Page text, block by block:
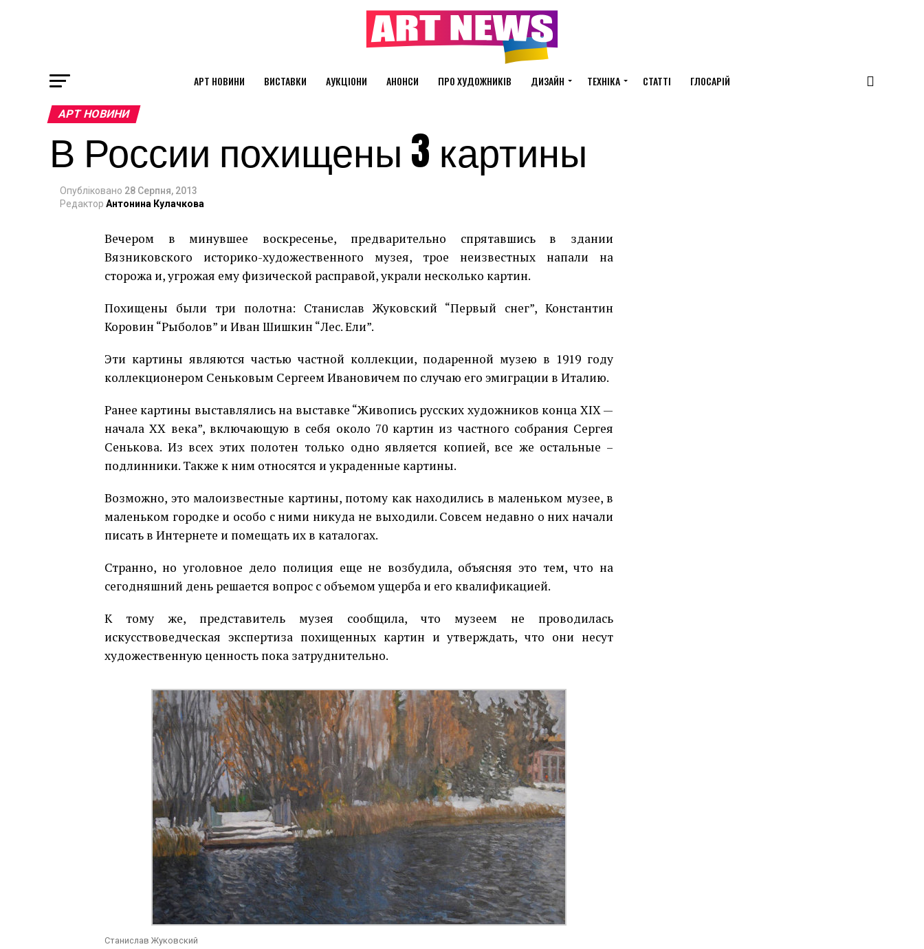
АРТ НОВИНИ ВИСТАВКИ АУКЦІОНИ АНОНСИ ПРО ХУДОЖНИКІВ ДИЗАЙН ТЕХНІКА СТАТТІ ГЛОСАРІЙ
АРТ НОВИНИ
В России похищены 3 картины
Опубліковано 28 Серпня, 2013
Редактор Антонина Кулачкова
Вечером в минувшее воскресенье, предварительно спрятавшись в здании
Вязниковского историко-художественного музея, трое неизвестных напали на
сторожа и, угрожая ему физической расправой, украли несколько картин.
Похищены были три полотна: Станислав Жуковский “Первый снег”, Константин
Коровин “Рыболов” и Иван Шишкин “Лес. Ели”.
Эти картины являются частью частной коллекции, подаренной музею в 1919 году
коллекционером Сеньковым Сергеем Ивановичем по случаю его эмиграции в Италию.
Ранее картины выставлялись на выставке “Живопись русских художников конца XIX —
начала ХХ века”, включающую в себя около 70 картин из частного собрания Сергея
Сенькова. Из всех этих полотен только одно является копией, все же остальные –
подлинники. Также к ним относятся и украденные картины.
Возможно, это малоизвестные картины, потому как находились в маленьком музее, в
маленьком городке и особо с ними никуда не выходили. Совсем недавно о них начали
писать в Интернете и помещать их в каталогах.
Странно, но уголовное дело полиция еще не возбудила, объясняя это тем, что на
сегодняшний день решается вопрос с объемом ущерба и его квалификацией.
К тому же, представитель музея сообщила, что музеем не проводилась
искусствоведческая экспертиза похищенных картин и утверждать, что они несут
художественную ценность пока затруднительно.
Станислав Жуковский